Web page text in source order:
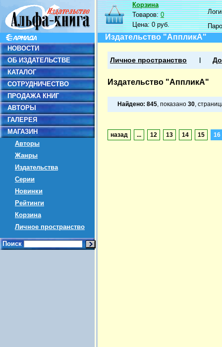
НОВОСТИ
ОБ ИЗДАТЕЛЬСТВЕ
КАТАЛОГ
СОТРУДНИЧЕСТВО
ПРОДАЖА КНИГ
АВТОРЫ
ГАЛЕРЕЯ
МАГАЗИН
Авторы
Жанры
Издательства
Серии
Новинки
Рейтинги
Корзина
Личное пространство
Поиск
Корзина
Товаров:0
Цена:0 руб.
Издательство "АппликА"
Личное пространство
Издательство "АппликА"
Найдено: 845, показано 30,
назад ... 12 13 14 15 16